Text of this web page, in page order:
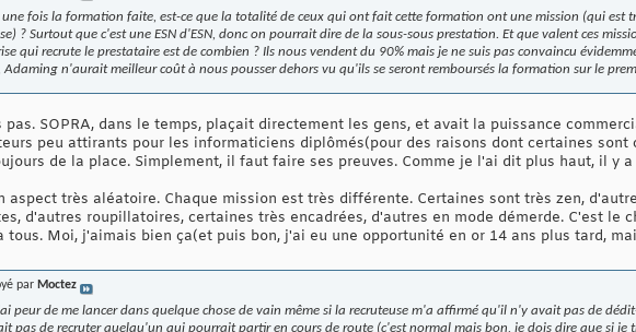
une fois la formation faite, est-ce que la totalité de ceux qui ont fait cette formation ont une mission (qui est
? Surtout que c'est une ESN d'ESN, donc on pourrait dire de la sous-sous prestation. Et que valent ces
qui recrute le prestataire est de combien ? Ils nous vendent du 90% mais je ne suis pas convaincu
Adaming n'aurait meilleur coût à nous pousser dehors vu qu'ils se seront remboursés la formation sur le
pas. SOPRA, dans le temps, plaçait directement les gens, et avait la puissance
peu attirants pour les informaticiens diplômés(pour des raisons dont certaines sont
de la place. Simplement, il faut faire ses preuves. Comme je l'ai dit plus haut, il y a
aspect très aléatoire. Chaque mission est très différente. Certaines sont très zen,
d'autres roupillatoires, certaines très encadrées, d'autres en mode démerde. C'est le
tous. Moi, j'aimais bien ça(et puis bon, j'ai eu une opportunité en or 14 ans plus tard,
par Moctez
peur de me lancer dans quelque chose de vain même si la recruteuse m'a affirmé qu'il n'y avait pas de
pas de recruter quelqu'un qui pourrait partir en cours de route (c'est normal mais bon, je dois dire que si je